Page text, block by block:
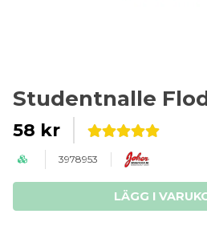
Studentnalle
58 kr
3978953
LÄGG I